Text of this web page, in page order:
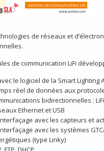
de réseaux et
de communication LiFi
le logiciel de la Smart Lighting
réel de données aux
bidirectionnelles :
Ethernet et USB
avec les capteurs et
avec les systèmes
(type Linky)